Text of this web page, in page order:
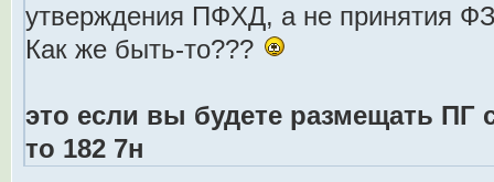
утверждения ПФХД, а не принятия
Как же быть-то???
это если вы будете размещать ПГ
то 182 7н